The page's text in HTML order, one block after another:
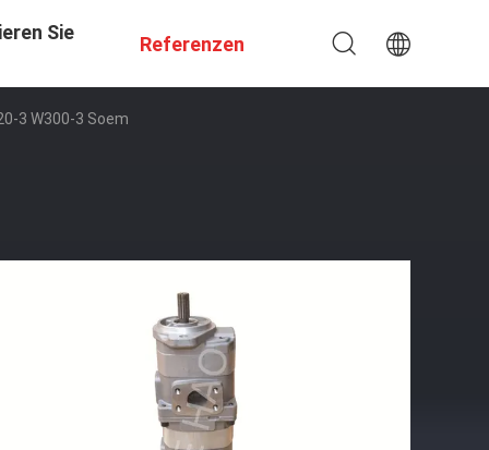
Sie
Referenzen
3 W300-3 Soem